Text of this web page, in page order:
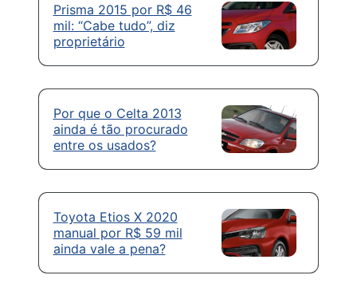
Prisma 2015 por R$ 46
mil: “Cabe tudo”, diz
proprietário
Por que o Celta 2013
ainda é tão procurado
entre os usados?
Toyota Etios X 2020
manual por R$ 59 mil
ainda vale a pena?